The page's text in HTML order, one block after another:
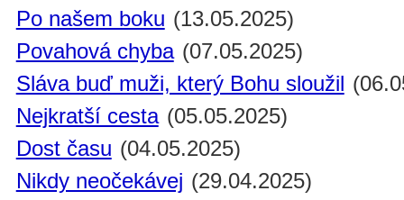
Po našem boku (13.05.2025)
Povahová chyba (07.05.2025)
Sláva buď muži, který Bohu sloužil
Nejkratší cesta (05.05.2025)
Dost času (04.05.2025)
Nikdy neočekávej (29.04.2025)